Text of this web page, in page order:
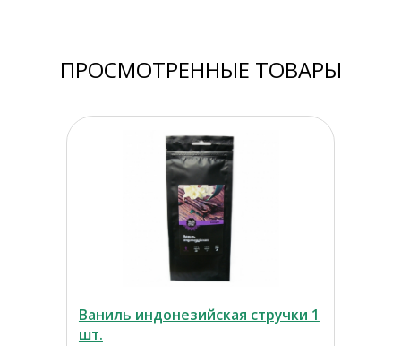
ПРОСМОТРЕННЫЕ ТОВАРЫ
Ваниль индонезийская стручки 1
шт.